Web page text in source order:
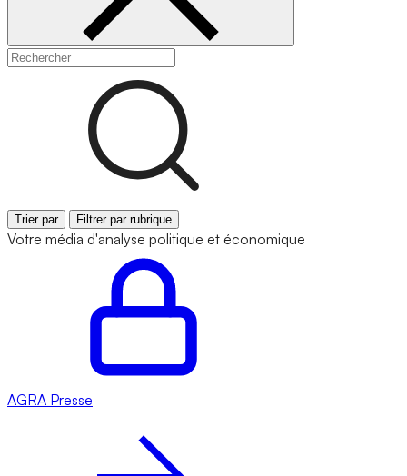
Trier par Filtrer par rubrique
Votre média d'analyse politique et économique
AGRA Presse